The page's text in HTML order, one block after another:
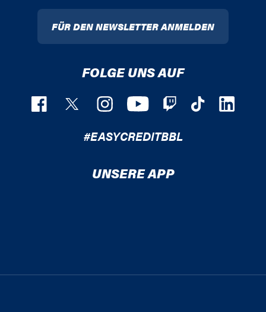
FÜR DEN NEWSLETTER ANMELDEN
FOLGE UNS AUF
#EASYCREDITBBL
UNSERE APP